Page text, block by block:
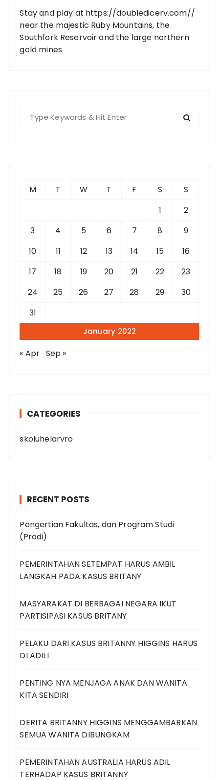
Stay and play at https://doubledicerv.com//
near the majestic Ruby Mountains, the
Southfork Reservoir and the large northern
gold mines
January 2022
M T W T F S
S
1
2
3
4 5 6 7 8
9
10
11 12 13 14 15
16
17
18 19 20 21 22
23
24
25 26 27 28 29
30
31
« Apr Sep »
CATEGORIES
skoluhelarvro
RECENT POSTS
Pengertian Fakultas, dan Program Studi
(Prodi)
PEMERINTAHAN SETEMPAT HARUS AMBIL
LANGKAH PADA KASUS BRITANY
MASYARAKAT DI BERBAGAI NEGARA IKUT
PARTISIPASI KASUS BRITANY
PELAKU DARI KASUS BRITANNY HIGGINS HARUS
DI ADILI
PENTING NYA MENJAGA ANAK DAN WANITA
KITA SENDIRI
DERITA BRITANNY HIGGINS MENGGAMBARKAN
SEMUA WANITA DIBUNGKAM
PEMERINTAHAN AUSTRALIA HARUS ADIL
TERHADAP KASUS BRITANNY